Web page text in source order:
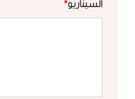
السيناريو*